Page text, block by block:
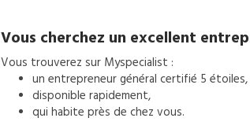
Vous cherchez un excellent
Vous trouverez sur Myspecialist :
un entrepreneur général certifié 5 étoiles,
disponible rapidement,
qui habite près de chez vous.